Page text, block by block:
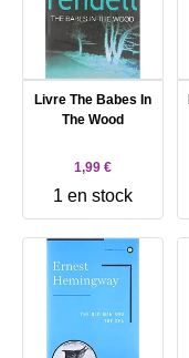
Livre The Babes In
The Wood
1,99 €
1 en stock